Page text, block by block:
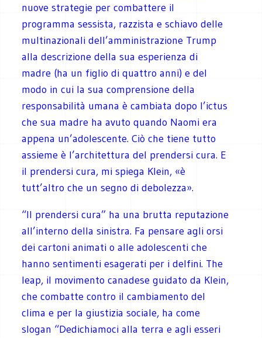
nuove strategie per combattere il
programma sessista, razzista e schiavo delle
multinazionali dell’amministrazione Trump
alla descrizione della sua esperienza di
madre (ha un figlio di quattro anni) e del
modo in cui la sua comprensione della
responsabilità umana è cambiata dopo l’ictus
che sua madre ha avuto quando Naomi era
appena un’adolescente. Ciò che tiene tutto
assieme è l’architettura del prendersi cura. E
il prendersi cura, mi spiega Klein, «è
tutt’altro che un segno di debolezza».
“Il prendersi cura” ha una brutta reputazione
all’interno della sinistra. Fa pensare agli orsi
dei cartoni animati o alle adolescenti che
hanno sentimenti esagerati per i delfini. The
leap, il movimento canadese guidato da Klein,
che combatte contro il cambiamento del
clima e per la giustizia sociale, ha come
slogan “Dedichiamoci alla terra e agli esseri